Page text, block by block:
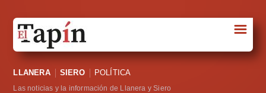
Sociedad
☰
LLANERA SIERO POLÍTICA
Las noticias y la información de Llanera y Siero